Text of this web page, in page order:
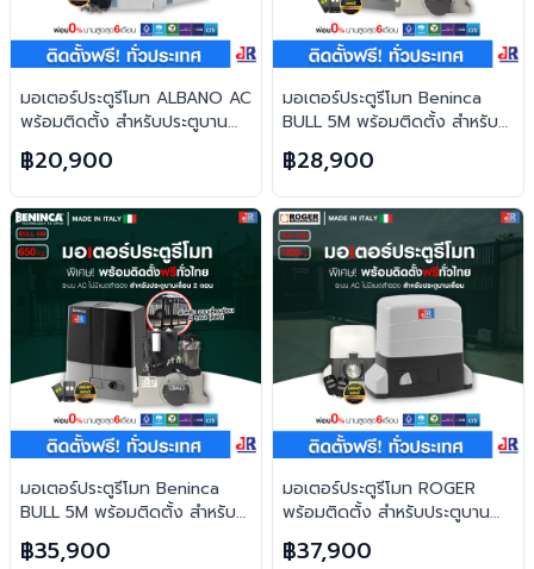
มอเตอร์ประตูรีโมท ALBANO AC
พร้อมติดตั้ง สำหรับประตูบาน
เลื่อน
฿20,900
มอเตอร์ประตูรีโมท Beninca
BULL 5M พร้อมติดตั้ง สำหรับ
ประตูบานเลื่อน (ตอนเดียว)
฿28,900
มอเตอร์ประตูรีโมท Beninca
BULL 5M พร้อมติดตั้ง สำหรับ
ประตูบานเลื่อน (2ตอน)
฿35,900
มอเตอร์ประตูรีโมท ROGER
พร้อมติดตั้ง สำหรับประตูบาน
เลื่อน
฿37,900